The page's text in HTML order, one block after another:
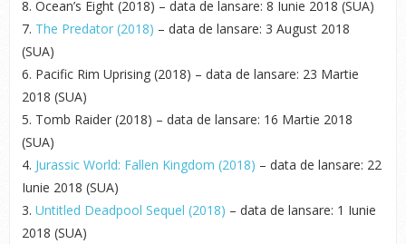
8. Ocean’s Eight (2018) – data de lansare: 8 Iunie 2018 (SUA)
7. The Predator (2018) – data de lansare: 3 August 2018
(SUA)
6. Pacific Rim Uprising (2018) – data de lansare: 23 Martie
2018 (SUA)
5. Tomb Raider (2018) – data de lansare: 16 Martie 2018
(SUA)
4. Jurassic World: Fallen Kingdom (2018) – data de lansare: 22
Iunie 2018 (SUA)
3. Untitled Deadpool Sequel (2018) – data de lansare: 1 Iunie
2018 (SUA)